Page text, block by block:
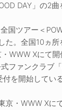
DAY」の2曲
国ツアー＜
た。全国10ヵ
WWW Xにて
ファンクラブ
を開始している
京・WWW Xに